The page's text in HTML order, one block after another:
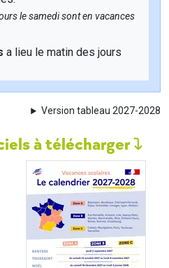
le samedi sont en vacances
a lieu le matin des jours
Version tableau 2027-2028
à télécharger